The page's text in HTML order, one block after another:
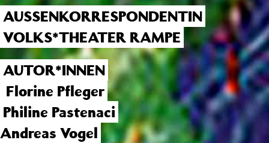
AUSSENKORRESPONDENTIN
VOLKS*THEATER RAMPE
AUTOR*INNEN
Florine Pfleger
Philine Pastenaci
Andreas Vogel